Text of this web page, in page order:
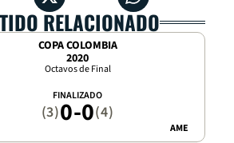
RELACIONADO
COPA COLOMBIA
2020
Octavos de Final
FINALIZADO
(3)0-0(4)
AME